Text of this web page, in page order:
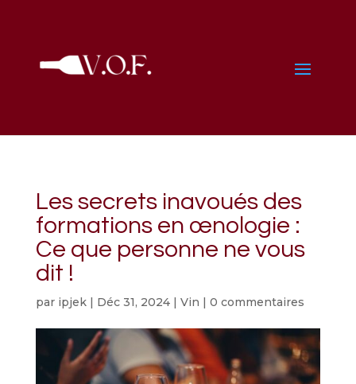
Les secrets inavoués des
formations en œnologie :
Ce que personne ne vous
dit !
par ipjek| Déc 31, 2024| Vin | 0 commentaires